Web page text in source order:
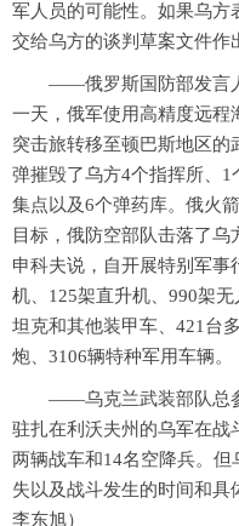
军人员的可能性。如果乌方
交给乌方的谈判草案文件作
——俄罗斯国防部发言
一天，俄军使用高精度远程
突击旅转移至顿巴斯地区的
弹摧毁了乌方4个指挥所、
集点以及6个弹药库。俄火
目标，俄防空部队击落了
申科夫说，自开展特别军事
机、125架直升机、990架
坦克和其他装甲车、421台
炮、3106辆特种军用车辆。
——乌克兰武装部队总
驻扎在利沃夫州的乌军在战
两辆战车和14名空降兵。
失以及战斗发生的时间和具
李东旭）